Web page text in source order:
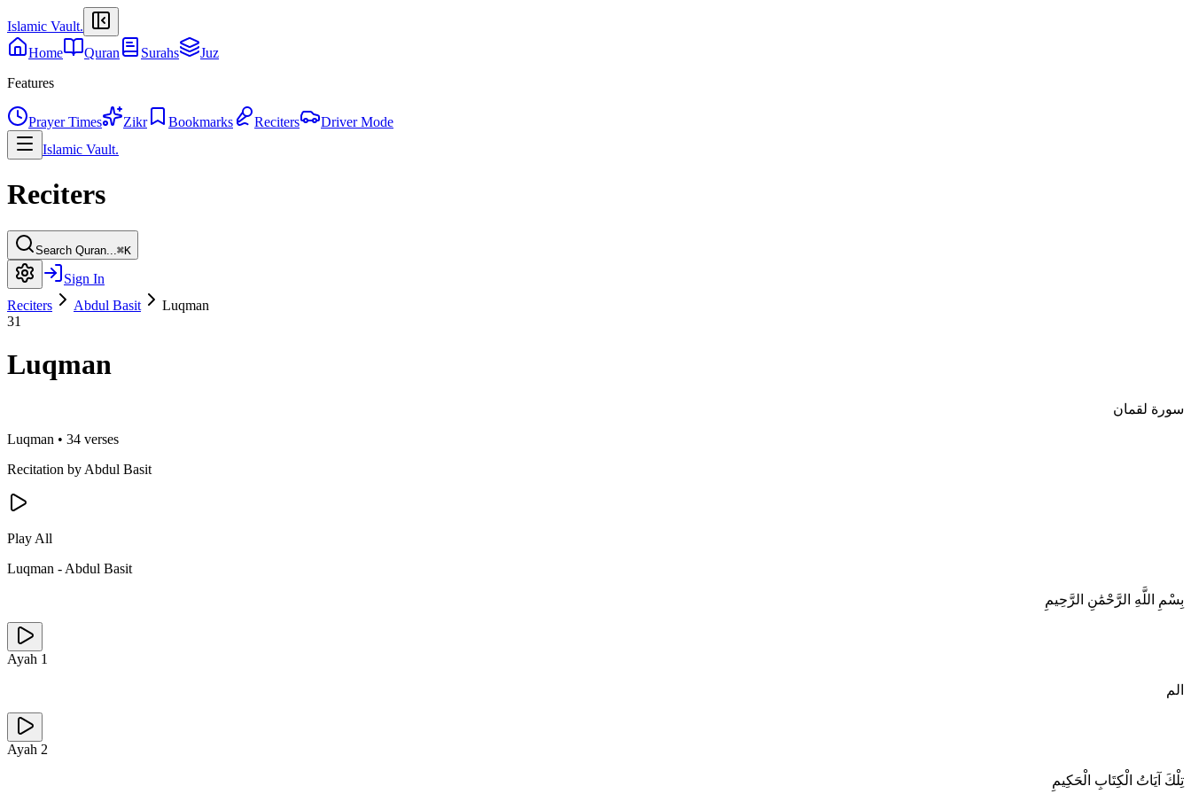
Islamic Vault.
Home
Quran Surahs
Juz
Features
Prayer Times Zikr Bookmarks Reciters
Driver Mode
Islamic Vault.
Reciters
Search Quran... ⌘K
Sign In
Reciters
Abdul Basit
Luqman
31
Luqman
سورة لقمان
Luqman • 34 verses
Recitation by Abdul Basit
Play All
Luqman - Abdul Basit
بِسْمِ اللَّهِ الرَّحْمَٰنِ الرَّحِيمِ
Ayah 1
الم
Ayah 2
تِلْكَ آيَاتُ الْكِتَابِ الْحَكِيمِ